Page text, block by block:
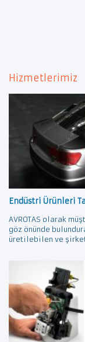
Hizmetlerimiz
Endüstri Ürünleri
AVROTAS olarak
göz önünde
üretilebilen ve